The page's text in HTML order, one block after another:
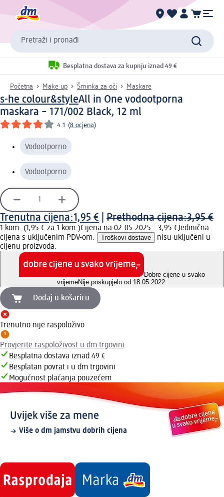
Pretraži i pronađi
Besplatna dostava za kupnju iznad 49 €
Početna Make up Šminka za oči Maskare
s-he colour&styleAll in One vodootporna
maskara – 171/002 Black, 12 ml
4.1 (8 ocjena)
Vodootporno
Vodootporno
Trenutna cijena:1,95 € Prethodna cijena:3,95 €
1 kom. (1,95 € za 1 kom.)Cijena na 02.05.2025.: 3,95 €Jedinična
cijena s uključenim PDV-om.
Troškovi dostave
nisu uključeni u
cijenu proizvoda.
Dobre cijene u svako
vrijemeNije poskupjelo od 18.05.2022.
Dodaj u košaricu
Trenutno nije raspoloživo
Provjerite raspoloživost u dm trgovini
Besplatna dostava iznad 49 €
Besplatan povrat i u dm trgovini
Mogućnost plaćanja pouzećem
Uvijek više za mene
Više o dm jamstvu dobrih cijena